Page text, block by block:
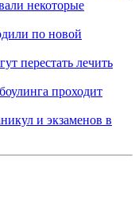
некоторые
по новой
перестать лечить
проходит
и экзаменов в